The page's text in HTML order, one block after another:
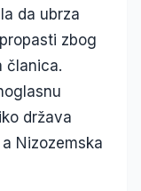
da ubrza
zbog
članica.
država
Nizozemska